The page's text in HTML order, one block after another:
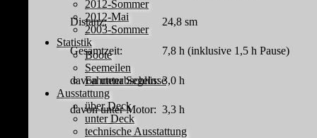
2012-Sommer
2012-Mai
2003-Sommer
Statistik
Boote
Seemeilen
Fahrtenabschlüsse
Ausstattung
über Deck
unter Deck
technische Ausstattung
Distanz: 24,8 sm
Gesamtzeit: 7,8 h (inklusive 1,5 h Pause)
davon unter Segeln: 3,0 h
davon unter Motor: 3,3 h